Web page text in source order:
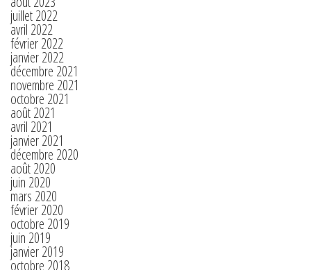
juillet 2022
avril 2022
février 2022
janvier 2022
décembre 2021
novembre 2021
octobre 2021
août 2021
avril 2021
janvier 2021
décembre 2020
août 2020
juin 2020
mars 2020
février 2020
octobre 2019
juin 2019
janvier 2019
octobre 2018